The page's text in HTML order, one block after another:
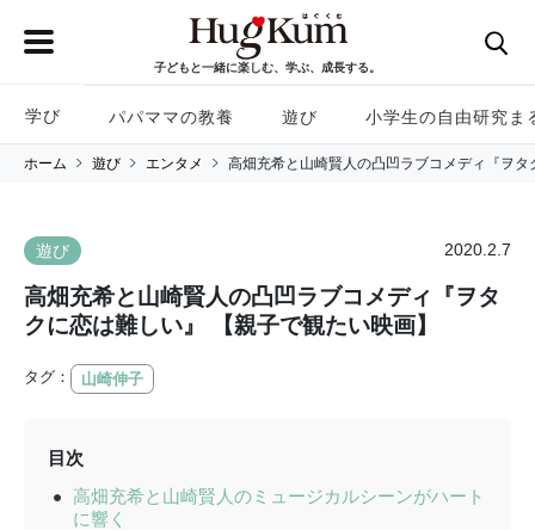
子どもと一緒に楽しむ、学ぶ、成長する。
学び パパママの教養 遊び 小学生の自由研究ま
ホーム 遊び エンタメ 高畑充希と山崎賢人の凸凹ラブコメディ『ヲ
遊び 2020.2.7
高畑充希と山崎賢人の凸凹ラブコメディ『ヲタ
クに恋は難しい』 【親子で観たい映画】
タグ： 山崎伸子
目次
高畑充希と山崎賢人のミュージカルシーンがハート
に響く